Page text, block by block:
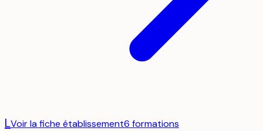
LVoir la fiche établissement6 formations